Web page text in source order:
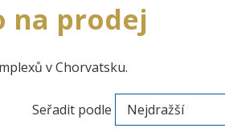
na prodej
v Chorvatsku.
Seřadit podle